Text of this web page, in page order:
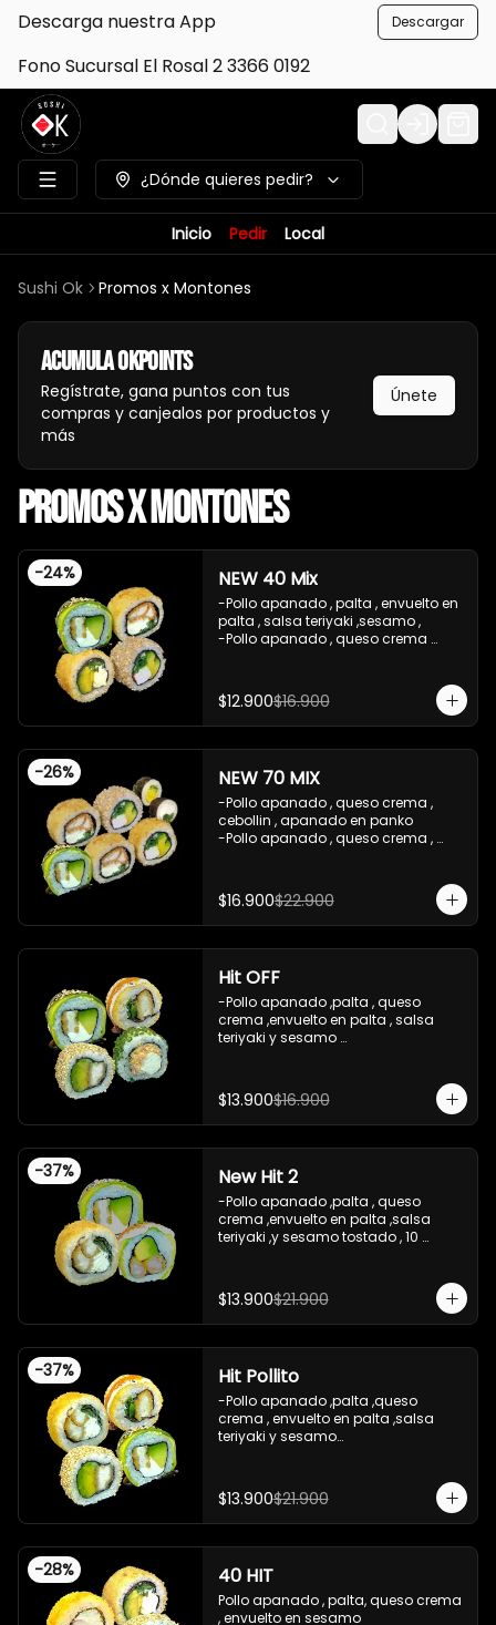
Descarga nuestra App Descargar
Fono Sucursal El Rosal 2 3366 0192
Login
¿Dónde quieres pedir?
Inicio Pedir Local
Sushi Ok Promos x Montones
AcumulaOkpoints
Regístrate, gana puntos con tus
compras y canjealos por productos y
más
Únete
Promos x Montones
-24% NEW 40 Mix
-Pollo apanado , palta , envuelto en
palta , salsa teriyaki ,sesamo ,
-Pollo apanado , queso crema
apanado en panko .
-Kanikama , palta , cebollin ,
envuelto en sesamo.
-Incluye 2 salsas de soya , 1 salsa
imagen referencial
-Precio valido con efectivo , y red
compra
$12.900$16.900
-26% NEW 70 MIX
-Pollo apanado , queso crema ,
cebollin , apanado en panko
-Pollo apanado , queso crema ,
envuelto en sesamo
-Pollo apanado , palta , envuelto en
palta , salsa teriyaki ,sesamo
-Kanikama ,palta , cebollin ,
-Palta , cebollin , envuelto en nori
(hosomaki)
-Queso crema , cebollin , envuelto
en nori (hosomaki)
-INCLUYE 2 salsas de soya ,2 salsas
$16.900$22.900
Hit OFF
-Pollo apanado ,palta , queso
crema ,envuelto en palta , salsa
teriyaki y sesamo
-Pasta de surimi ,  queso crema ,
envuelto en cibulett
-Pollo apanado ,cebollin apanado
en panko , salsa umami ,salsa
-Incluye 2 salsa de soya , 1 salsa
teriyaki .
-Imagen referencial .
$13.900$16.900
-37% New Hit 2
-Pollo apanado ,palta , queso
crema ,envuelto en palta ,salsa
teriyaki ,y sesamo tostado , 10
,envuelto en palta ,salsa
acevichada ,y chichimi , 10 piezas
-Pollo apanado , palta , queso
crema , apanado en panko , 10
$13.900$21.900
-37% Hit Pollito
-Pollo apanado ,palta ,queso
crema , envuelto en palta ,salsa
teriyaki y sesamo
-Pollo apanado , cebollin , apanado
en panko , salsa umami , salsa
teriyaki
-Pollo apanado ,queso crema ,
-incluye 2 salsas de soya , 1 salsa
teriyaki , 1wasabi , 1 gengibre , 3
palitos .
$13.900$21.900
-28% 40 HIT
Pollo apanado , palta, queso crema
, envuelto en sesamo